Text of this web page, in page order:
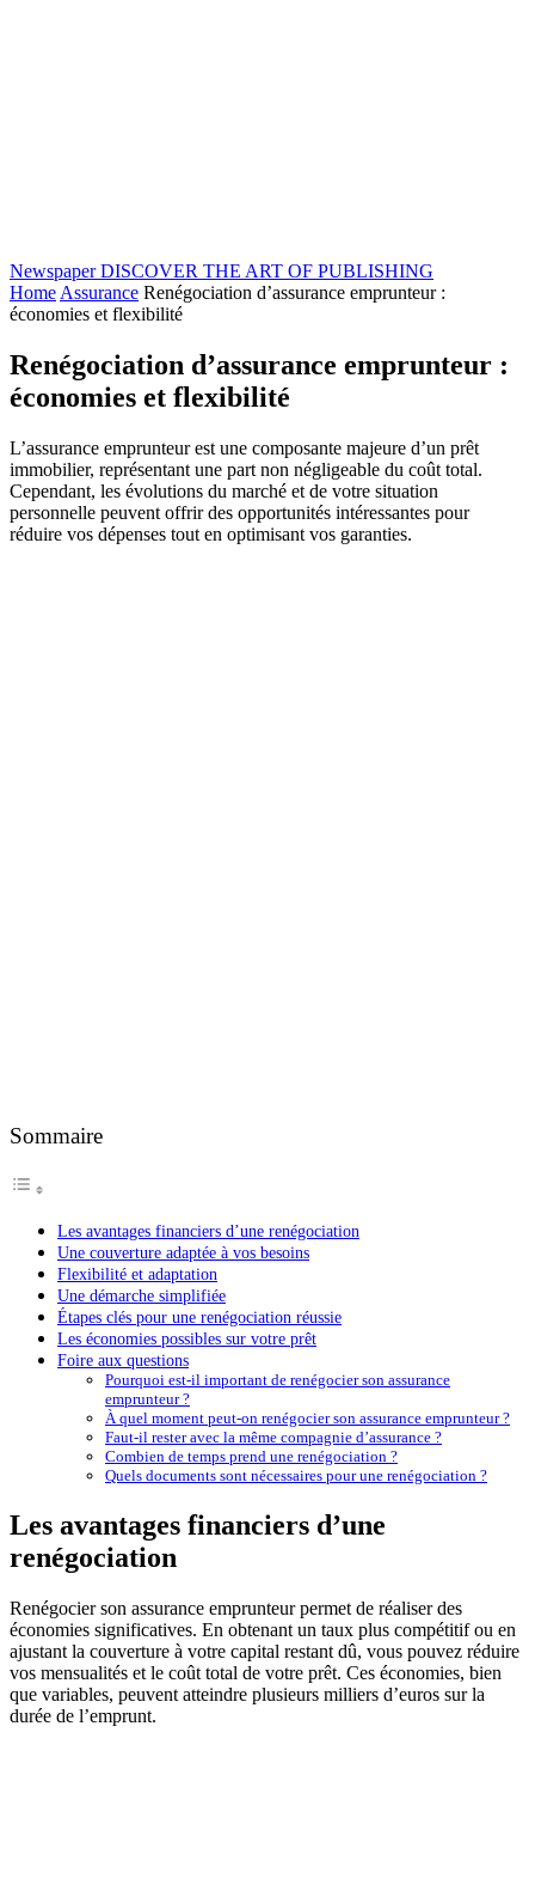
Newspaper DISCOVER THE ART OF PUBLISHING
Home Assurance Renégociation d’assurance emprunteur :
économies et flexibilité
Renégociation d’assurance emprunteur :
économies et flexibilité
L’assurance emprunteur est une composante majeure d’un prêt
immobilier, représentant une part non négligeable du coût total.
Cependant, les évolutions du marché et de votre situation
personnelle peuvent offrir des opportunités intéressantes pour
réduire vos dépenses tout en optimisant vos garanties.
Sommaire
Les avantages financiers d’une renégociation
Une couverture adaptée à vos besoins
Flexibilité et adaptation
Une démarche simplifiée
Étapes clés pour une renégociation réussie
Les économies possibles sur votre prêt
Foire aux questions
Pourquoi est-il important de renégocier son assurance
emprunteur ?
À quel moment peut-on renégocier son assurance emprunteur ?
Faut-il rester avec la même compagnie d’assurance ?
Combien de temps prend une renégociation ?
Quels documents sont nécessaires pour une renégociation ?
Les avantages financiers d’une
renégociation
Renégocier son assurance emprunteur permet de réaliser des
économies significatives. En obtenant un taux plus compétitif ou en
ajustant la couverture à votre capital restant dû, vous pouvez réduire
vos mensualités et le coût total de votre prêt. Ces économies, bien
que variables, peuvent atteindre plusieurs milliers d’euros sur la
durée de l’emprunt.